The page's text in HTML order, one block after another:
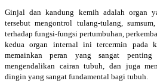
Ginjal dan kandung kemih adalah organ
tersebut mengontrol tulang-tulang,
terhadap fungsi-fungsi pertumbuhan,
kedua organ internal ini tercermin pada
memainkan peran yang sangat
mengendalikan cairan tubuh, dan juga
dingin yang sangat fundamental bagi tubuh.